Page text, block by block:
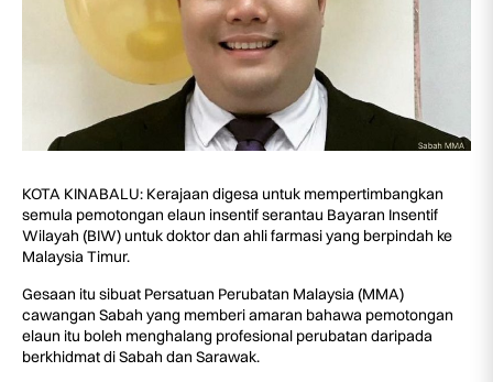
KOTA KINABALU: Kerajaan digesa untuk mempertimbangkan
semula pemotongan elaun insentif serantau Bayaran Insentif
Wilayah (BIW) untuk doktor dan ahli farmasi yang berpindah ke
Malaysia Timur.
Gesaan itu sibuat Persatuan Perubatan Malaysia (MMA)
cawangan Sabah yang memberi amaran bahawa pemotongan
elaun itu boleh menghalang profesional perubatan daripada
berkhidmat di Sabah dan Sarawak.